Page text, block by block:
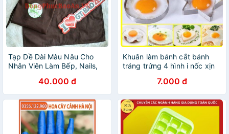
Tạp Dề Dài Màu Nâu Cho
Nhân Viên Làm Bếp, Nails,
40.000 đ
Khuân làm bánh cắt bánh
tráng trứng 4 hình i nốc xịn
7.000 đ